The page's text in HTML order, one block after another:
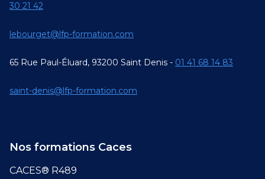
30 21 42
lebourget@lfp-formation.com
65 Rue Paul-Éluard, 93200 Saint Denis - 01 41 68 14 83
saint-denis@lfp-formation.com
Nos formations Caces
CACES® R489